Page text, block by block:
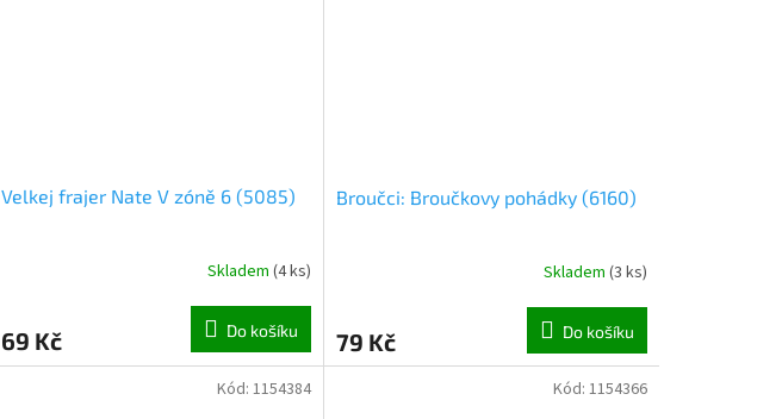
Velkej frajer Nate V zóně 6 (5085)
Skladem (4 ks)
69 Kč Do košíku
Broučci: Broučkovy pohádky (6160)
Skladem (3 ks)
79 Kč Do košíku
Kód: 1154384 Kód: 1154366